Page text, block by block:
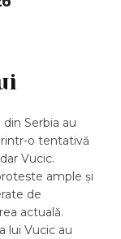
Serbia au
o tentativă
Vucic.
ample și
de
actuală.
lui Vucic au